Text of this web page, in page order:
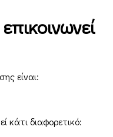
είναι:
κάτι διαφορετικό: